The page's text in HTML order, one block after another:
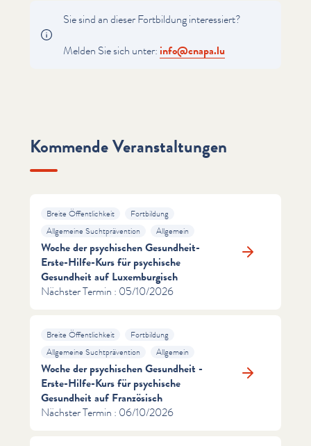
Sie sind an dieser Fortbildung inter­essiert?
Melden Sie sich unter: info@​cnapa.​lu
Kommende Veranstaltungen
Breite Öffentlichkeit
Fortbildung
Allgemeine Suchtprävention
Allgemein
Woche der psychischen Gesundheit-
Erste-Hilfe-Kurs für psychische
Gesundheit auf Luxemburgisch
Nächster Termin : 05/10/2026
Breite Öffentlichkeit
Fortbildung
Allgemeine Suchtprävention
Allgemein
Woche der psychischen Gesundheit -
Erste-Hilfe-Kurs für psychische
Gesundheit auf Französisch
Nächster Termin : 06/10/2026